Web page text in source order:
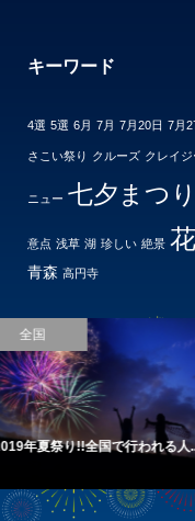
キーワード
4選 5選 6月 7月 7月20日 7月
さこい祭り クルーズ クレイジ
ニュー 七夕まつり
意点 浅草 湖 珍しい 絶景
青森 高円寺
...
夏祭り
夏祭りデートで女子